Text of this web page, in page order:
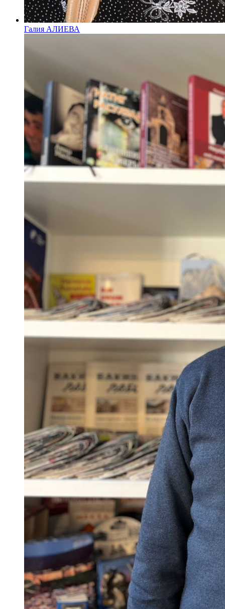
Галия АЛИЕВА